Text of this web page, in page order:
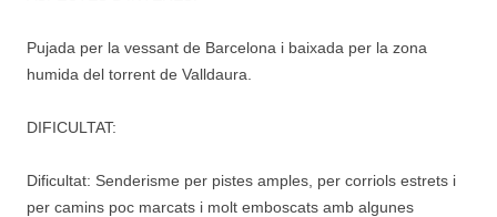
Pujada per la vessant de Barcelona i baixada per la zona
humida del torrent de Valldaura.
DIFICULTAT:
Dificultat: Senderisme per pistes amples, per corriols estrets i
per camins poc marcats i molt emboscats amb algunes